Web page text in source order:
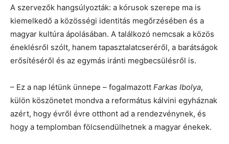
A szervezők hangsúlyozták: a kórusok szerepe ma is
kiemelkedő a közösségi identitás megőrzésében és a
magyar kultúra ápolásában. A találkozó nemcsak a közös
éneklésről szólt, hanem tapasztalatcseréről, a barátságok
erősítéséről és az egymás iránti megbecsülésről is.
– Ez a nap létünk ünnepe – fogalmazott Farkas Ibolya,
külön köszönetet mondva a református kálvini egyháznak
azért, hogy évről évre otthont ad a rendezvénynek, és
hogy a templomban fölcsendülhetnek a magyar énekek.